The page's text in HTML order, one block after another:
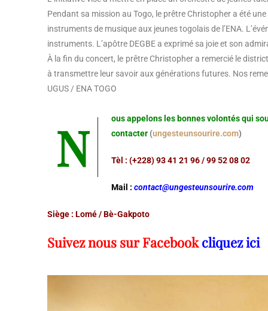
Pendant sa mission au Togo, le prêtre Christopher a été
instruments de musique aux jeunes togolais de l’ENA.
instruments. L’apôtre DEGBE a exprimé sa joie et son
À la fin du concert, le prêtre Christopher a remercié le
à transmettre leur savoir aux générations futures. Nos
UGUS / ENA TOGO
Nous appelons les bonnes volontés qui souhaiteront nous accompagner dans cette perspective peuvent nous contacter(ungesteunsourire.com)
Tèl : (+228) 93 41 21 96 / 99 52 08 02
Mail : contact@ungesteunsourire.com
Siège : Lomé / Bè-Gakpoto
Suivez nous sur Facebook cliquez ici